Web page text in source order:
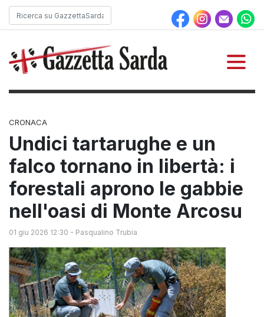
CRONACA
Undici tartarughe e un
falco tornano in libertà: i
forestali aprono le gabbie
nell'oasi di Monte Arcosu
01 giu 2026 12:30 - Pasqualino Trubia